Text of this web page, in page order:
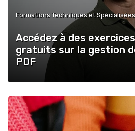
Formations Techniques et Spécialisées
Accédez à des
gratuits sur la gestion
PDF